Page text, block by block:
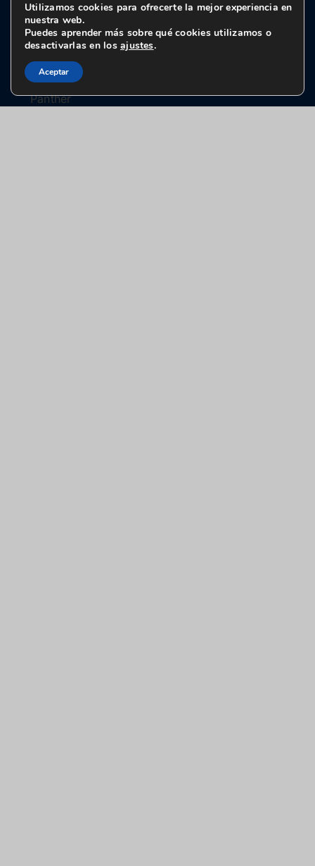
Contacto
Blog
Eclipse
Panther
Utilizamos cookies para ofrecerte la mejor experiencia en
nuestra web.
Puedes aprender más sobre qué cookies utilizamos o
desactivarlas en losajustes.
Aceptar